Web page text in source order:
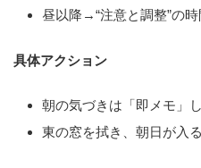
昼以降→“注意と調整”の
具体アクション
朝の気づきは「即メモ」
東の窓を拭き、朝日が入